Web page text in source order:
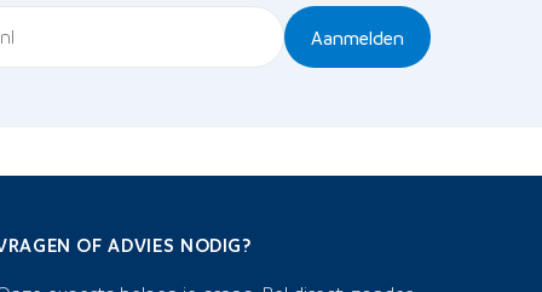
Aanmelden
OF ADVIES NODIG?